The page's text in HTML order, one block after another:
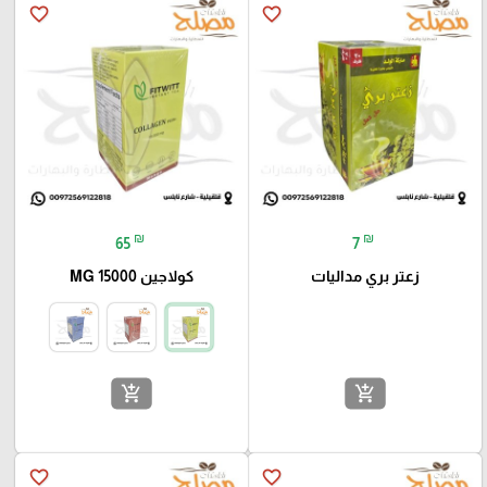
favorite_border
7 ₪
زعتر بري مداليات
add_shopping_cart
favorite_border
65 ₪
كولاجين 15000 MG
add_shopping_cart
favorite_border
favorite_border